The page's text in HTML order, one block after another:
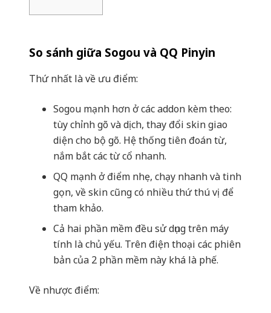
So sánh giữa Sogou và QQ Pinyin
Thứ nhất là về ưu điểm:
Sogou mạnh hơn ở các addon kèm theo:
tùy chỉnh gõ và dịch, thay đổi skin giao
diện cho bộ gõ. Hệ thống tiên đoán từ,
nắm bắt các từ cổ nhanh.
QQ mạnh ở điểm nhẹ, chạy nhanh và tinh
gọn, về skin cũng có nhiều thứ thú vị để
tham khảo.
Cả hai phần mềm đều sử dụng trên máy
tính là chủ yếu. Trên điện thoại các phiên
bản của 2 phần mềm này khá là phế.
Về nhược điểm: